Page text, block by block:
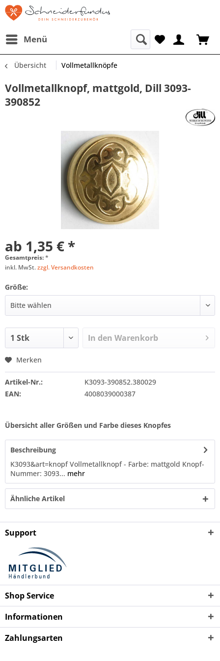
Menü
Übersicht Vollmetallknöpfe
Vollmetallknopf, mattgold, Dill 3093-
390852
ab 1,35 € *
Gesamtpreis:*
inkl. MwSt.zzgl. Versandkosten
Größe:
In den Warenkorb
Merken
Artikel-Nr.:
K3093-390852.380029
EAN:
4008039000387
Übersicht aller Größen und Farbe dieses Knopfes
Beschreibung
K3093&art=knopf Vollmetallknopf - Farbe: mattgold Knopf-
Nummer: 3093... mehr
Ähnliche Artikel
Support
Shop Service
Informationen
Zahlungsarten